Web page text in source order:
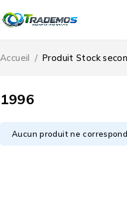
1996
Accueil / Produit Stock
Aucun produit ne